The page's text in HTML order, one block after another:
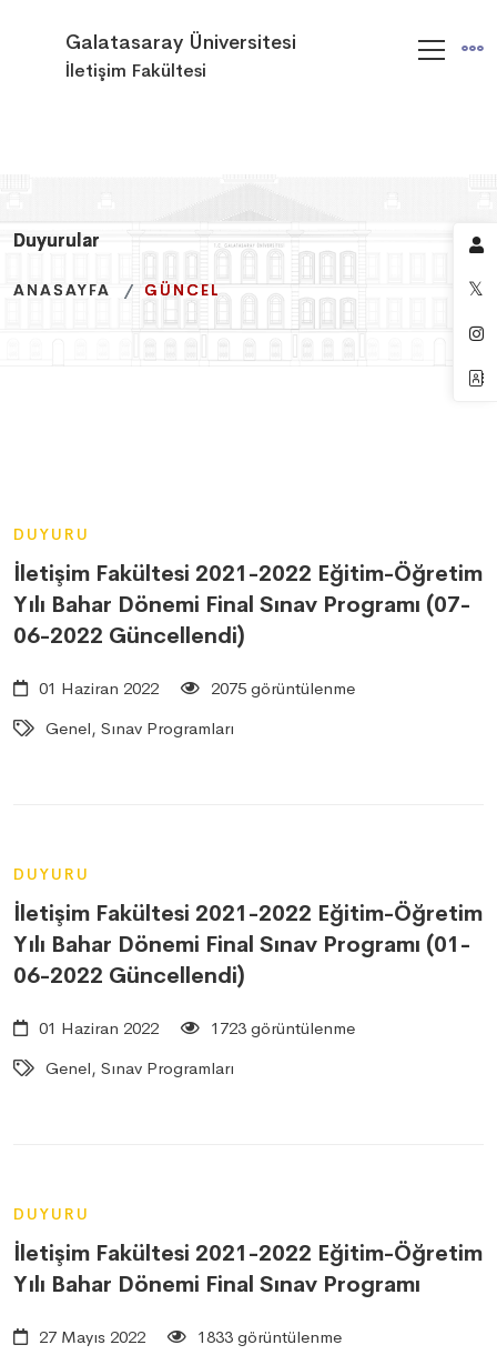
Galatasaray Üniversitesi
İletişim Fakültesi
Duyurular
ANASAYFA GÜNCEL
Duyurular
ANASAYFA GÜNCEL
Duyurular
ANASAYFA GÜNCEL
DUYURU
İletişim Fakültesi 2021-2022 Eğitim-Öğretim
Yılı Bahar Dönemi Final Sınav Programı (07-
06-2022 Güncellendi)
01 Haziran 2022
2075 görüntülenme
Genel, Sınav Programları
DUYURU
İletişim Fakültesi 2021-2022 Eğitim-Öğretim
Yılı Bahar Dönemi Final Sınav Programı (01-
06-2022 Güncellendi)
01 Haziran 2022
1723 görüntülenme
Genel, Sınav Programları
DUYURU
İletişim Fakültesi 2021-2022 Eğitim-Öğretim
Yılı Bahar Dönemi Final Sınav Programı
27 Mayıs 2022
1833 görüntülenme